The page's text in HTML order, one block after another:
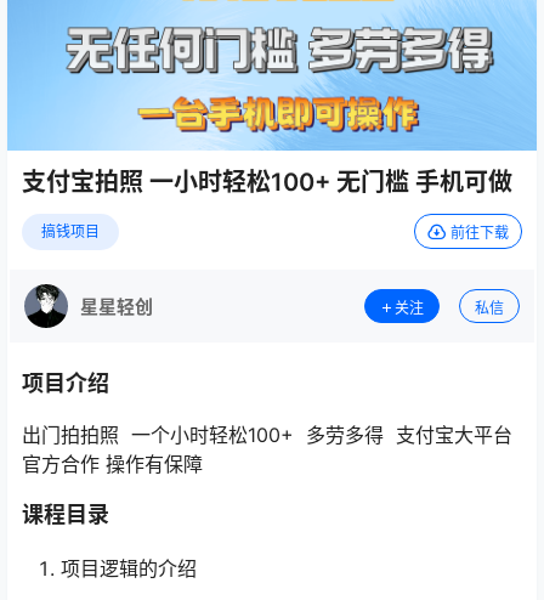
支付宝拍照 一小时轻松100+ 无门槛 手机可做
搞钱项目 前往下载
星星轻创 关注 私信
项目介绍
出门拍拍照 一个小时轻松100+ 多劳多得 支付宝大平台
官方合作 操作有保障
课程目录
项目逻辑的介绍